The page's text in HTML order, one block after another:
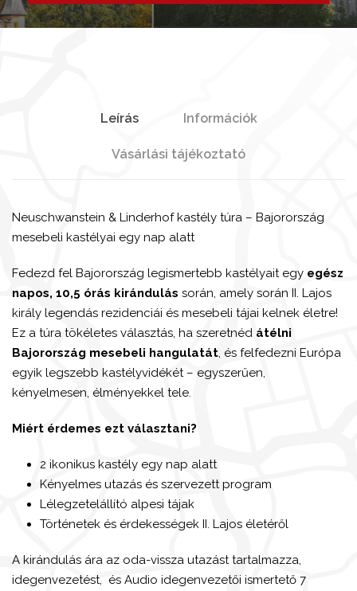
Leírás Információk
Vásárlási tájékoztató
Neuschwanstein & Linderhof kastély túra – Bajorország
mesebeli kastélyai egy nap alatt
Fedezd fel Bajorország legismertebb kastélyait egy egész
napos, 10,5 órás kirándulás során, amely során II. Lajos
király legendás rezidenciái és mesebeli tájai kelnek életre!
Ez a túra tökéletes választás, ha szeretnéd átélni
Bajorország mesebeli hangulatát , és felfedezni Európa
egyik legszebb kastélyvidékét – egyszerűen,
kényelmesen, élményekkel tele.
Miért érdemes ezt választani?
2 ikonikus kastély egy nap alatt
Kényelmes utazás és szervezett program
Lélegzetelállító alpesi tájak
Történetek és érdekességek II. Lajos életéről
A kirándulás ára az oda-vissza utazást tartalmazza,
idegenvezetést,
és Audio idegenvezetői ismertető 7